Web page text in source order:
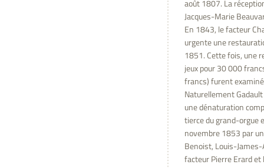
août 1807. La
Jacques-Marie
En 1843, le facteur
urgente une
1851. Cette fois, une
jeux pour 30 000
francs) furent
Naturellement
une dénaturation
tierce du grand-orgue
novembre 1853 par
Benoist, Louis-
facteur Pierre Erard